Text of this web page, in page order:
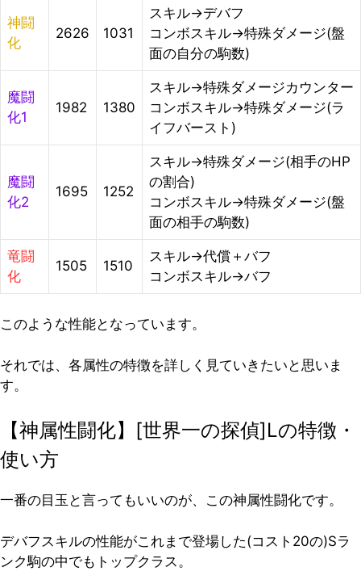
神闘
化
2626 1031
スキル→デバフ
コンボスキル→特殊ダメージ(盤
面の自分の駒数)
魔闘
化1
1982 1380
スキル→特殊ダメージカウンター
コンボスキル→特殊ダメージ(ラ
イフバースト)
魔闘
化2
1695 1252
スキル→特殊ダメージ(相手のHP
の割合)
コンボスキル→特殊ダメージ(盤
面の相手の駒数)
竜闘
化
1505 1510
スキル→代償＋バフ
コンボスキル→バフ
このような性能となっています。
それでは、各属性の特徴を詳しく見ていきたいと思いま
す。
【神属性闘化】[世界一の探偵]Lの特徴・
使い方
一番の目玉と言ってもいいのが、この神属性闘化です。
デバフスキルの性能がこれまで登場した(コスト20の)Sラ
ンク駒の中でもトップクラス。